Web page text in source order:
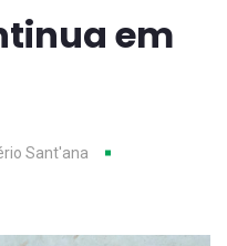
em
Sant'ana